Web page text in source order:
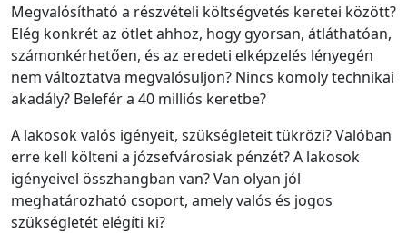
Megvalósítható a részvételi költségvetés keretei között?
Elég konkrét az ötlet ahhoz, hogy gyorsan, átláthatóan,
számonkérhetően, és az eredeti elképzelés lényegén
nem változtatva megvalósuljon? Nincs komoly technikai
akadály? Belefér a 40 milliós keretbe?
A lakosok valós igényeit, szükségleteit tükrözi? Valóban
erre kell költeni a józsefvárosiak pénzét? A lakosok
igényeivel összhangban van? Van olyan jól
meghatározható csoport, amely valós és jogos
szükségletét elégíti ki?